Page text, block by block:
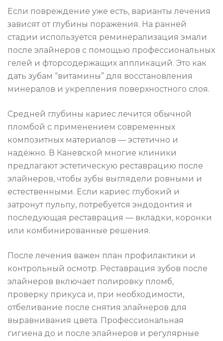
Если повреждение уже есть, варианты лечения
зависят от глубины поражения. На ранней
стадии используется реминерализация эмали
после элайнеров с помощью профессиональных
гелей и фторсодержащих аппликаций. Это как
дать зубам “витамины” для восстановления
минералов и укрепления поверхностного слоя.
Средней глубины кариес лечится обычной
пломбой с применением современных
композитных материалов — эстетично и
надёжно. В Каневской многие клиники
предлагают эстетическую реставрацию после
элайнеров, чтобы зубы выглядели ровными и
естественными. Если кариес глубокий и
затронут пульпу, потребуется эндодонтия и
последующая реставрация — вкладки, коронки
или комбинированные решения.
После лечения важен план профилактики и
контрольный осмотр. Реставрация зубов после
элайнеров включает полировку пломб,
проверку прикуса и, при необходимости,
отбеливание после снятия элайнеров для
выравнивания цвета. Профессиональная
гигиена до и после элайнеров и регулярные